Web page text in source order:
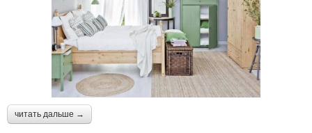
читать дальше →